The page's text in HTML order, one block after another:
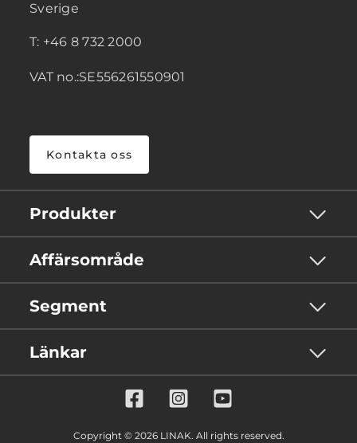
Sverige
T: +46 8 732 2000
VAT no.:SE556261550901
Kontakta oss
Produkter
Affärsområde
Segment
Länkar
Copyright © 2026 LINAK. All rights reserved.